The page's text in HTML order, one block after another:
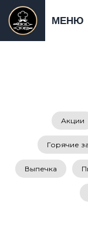
МЕНЮ
Акции
Горячие
Выпечка